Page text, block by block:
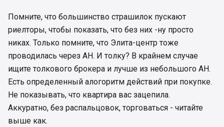
Помните, что большинство страшилок пускают
риелторы, чтобы показать, что без них -ну просто
никах. Только помните, что Элита-центр тоже
проводилась через АН. И толку? В крайнем случае
ищите толкового брокера и лучше из небольшого АН.
Есть определенный алогоритм действий при покупке.
Не показывать, что квартира вас зацепила.
Аккуратно, без распальцовок, торговаться - читайте
выше как.